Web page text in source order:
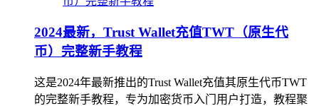
2024最新，Trust Wallet充值TWT（原生代
币）完整新手教程
这是2024年最新推出的Trust Wallet充值其原生代币TWT
的完整新手教程，专为加密货币入门用户打造，教程聚